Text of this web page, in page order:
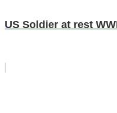
US Soldier at rest